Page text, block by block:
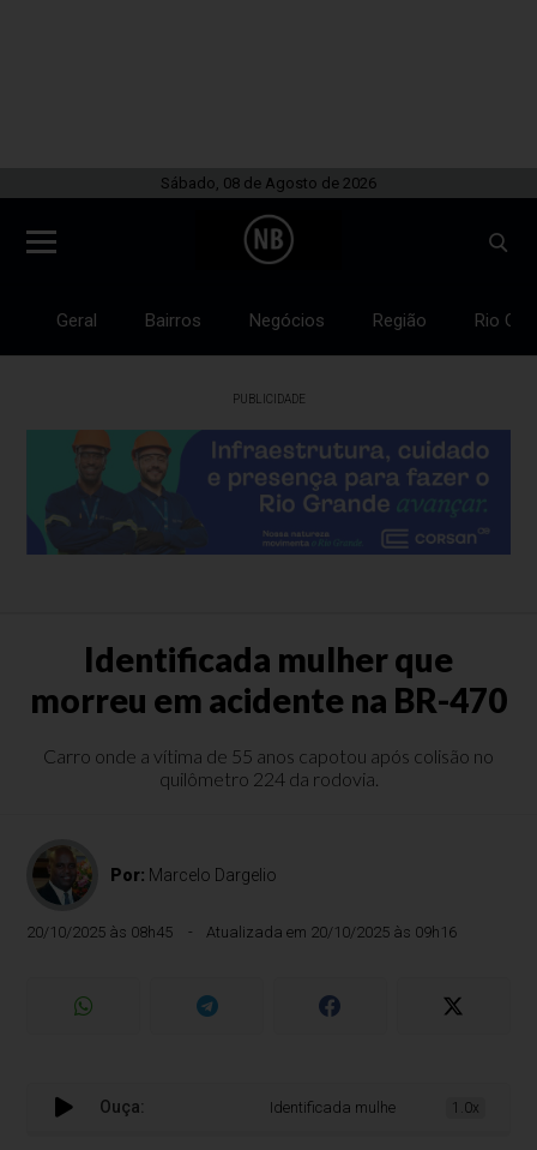
Sábado, 08 de Agosto de 2026
Geral Bairros Negócios Região Rio
PUBLICIDADE
Identificada mulher que
morreu em acidente na BR-470
Carro onde a vítima de 55 anos capotou após colisão no
quilômetro 224 da rodovia.
Por: Marcelo Dargelio
20/10/2025 às 08h45 Atualizada em 20/10/2025 às 09h16
Ouça: Identificada mulher que morreu em
1.0x